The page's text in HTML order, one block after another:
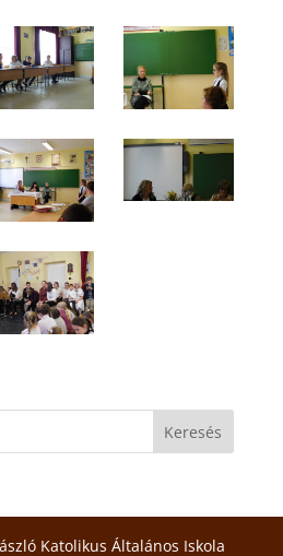
Katolikus Általános Iskola